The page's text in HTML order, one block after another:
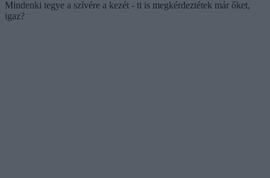
Mindenki tegye a szívére a kezét - ti is megkérdeztétek már őket,
igaz?